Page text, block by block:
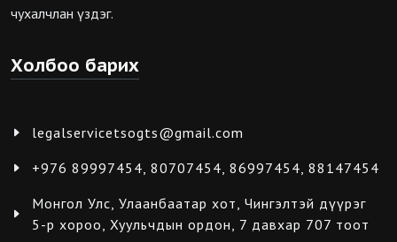
чухалчлан үздэг.
Холбоо барих
legalservicetsogts@gmail.com
+976 89997454, 80707454, 86997454, 88147454
Монгол Улс, Улаанбаатар хот, Чингэлтэй дүүрэг
5-р хороо, Хуульчдын ордон, 7 давхар 707 тоот